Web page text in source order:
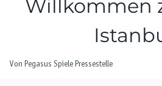
Willkommen
Von Pegasus Spiele Pressestelle